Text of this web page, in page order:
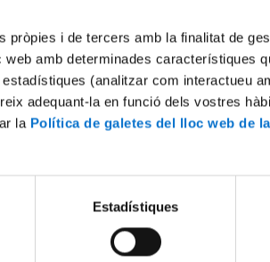
pròpies i de tercers amb la finalitat de
amb determinades característiques
(analitzar com interactueu
adequant-la en funció dels vostres
la Política de galetes del lloc web de
Estadístiques
Turismo LGTB: caso estudio. Juan
4 setembre, 2014